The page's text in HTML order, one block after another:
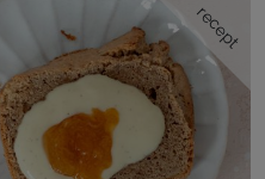
recept